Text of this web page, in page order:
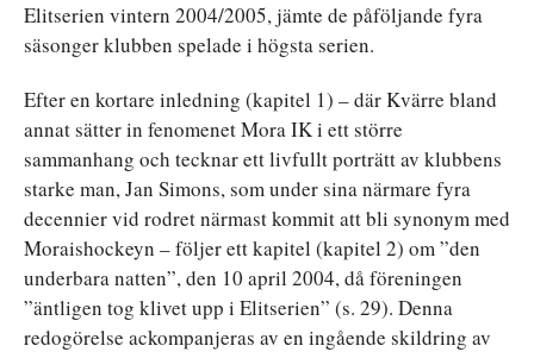
Elitserien vintern 2004/2005, jämte de påföljande fyra
säsonger klubben spelade i högsta serien.
Efter en kortare inledning (kapitel 1) – där Kvärre bland
annat sätter in fenomenet Mora IK i ett större
sammanhang och tecknar ett livfullt porträtt av klubbens
starke man, Jan Simons, som under sina närmare fyra
decennier vid rodret närmast kommit att bli synonym med
Moraishockeyn – följer ett kapitel (kapitel 2) om ”den
underbara natten”, den 10 april 2004, då föreningen
”äntligen tog klivet upp i Elitserien” (s. 29). Denna
redogörelse ackompanjeras av en ingående skildring av